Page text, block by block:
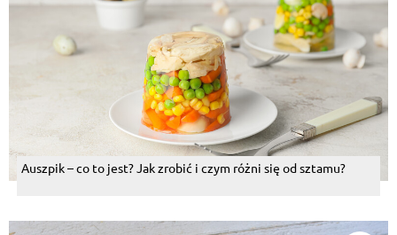
Auszpik – co to jest? Jak zrobić i czym różni się od sztamu?